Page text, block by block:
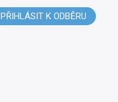
PŘIHLÁSIT K ODBĚRU